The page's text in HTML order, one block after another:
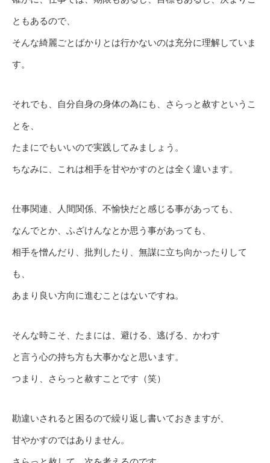
ともあるので、
そんな綺麗ごとばかりとは行かないのは充分に理解していま
す。
それでも、自分自身の身体の為にも、さらっと赦すというこ
とを、
たまにでもいいので実践してみましょう。
ちなみに、これは相手を甘やかすのとは全く違います。
仕事関連、人間関係、不愉快だと感じる事があっても、
なんでとか、ふざけんなとか思う事があっても、
相手を憎んだり、批判したり、無謀に立ち向かったりして
も、
あまり良い方向に進むことはないですね。
そんな時こそ、たまには、避ける、逃げる、かわす
と言う心の持ち方も大事かなと思います。
つまり、さらっと赦すことです（笑）
勘違いされると困るので繰り返し書いておきますが、
甘やかすのではありません。